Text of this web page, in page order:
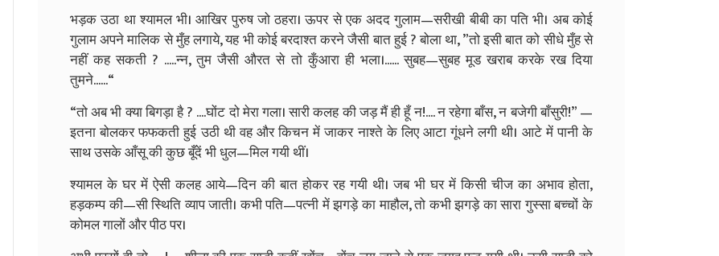
भड़क उठा था श्यामल भी। आखिर पुरुष जो ठहरा। ऊपर से एक अदद गुलाम—सरीखी बीबी का पति भी। अब कोई
गुलाम अपने मालिक से मुँह लगाये, यह भी कोई बरदाश्त करने जैसी बात हुई ? बोला था, ”तो इसी बात को सीधे मुँह से
नहीं कह सकती ? .....न्न, तुम जैसी औरत से तो कुँआरा ही भला।...... सुबह—सुबह मूड खराब करके रख दिया
तुमने......“
“तो अब भी क्या बिगड़ा है ? ....घोंट दो मेरा गला। सारी कलह की जड़ मैं ही हूँ न!.... न रहेगा बाँस, न बजेगी बाँसुरी!” —
इतना बोलकर फफकती हुई उठी थी वह और किचन में जाकर नाश्ते के लिए आटा गूंधने लगी थी। आटे में पानी के
साथ उसके आँसू की कुछ बूँदें भी धुल—मिल गयी थीं।
श्यामल के घर में ऐसी कलह आये—दिन की बात होकर रह गयी थी। जब भी घर में किसी चीज का अभाव होता,
हड़कम्प की—सी स्थिति व्याप जाती। कभी पति—पत्नी में झगड़े का माहौल, तो कभी झगड़े का सारा गुस्सा बच्चों के
कोमल गालों और पीठ पर।